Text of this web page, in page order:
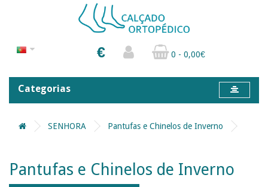
€ 0 - 0,00€
Categorias
SENHORA Pantufas e Chinelos de Inverno
Pantufas e Chinelos de Inverno